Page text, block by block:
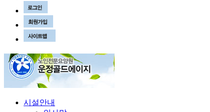
시설안내